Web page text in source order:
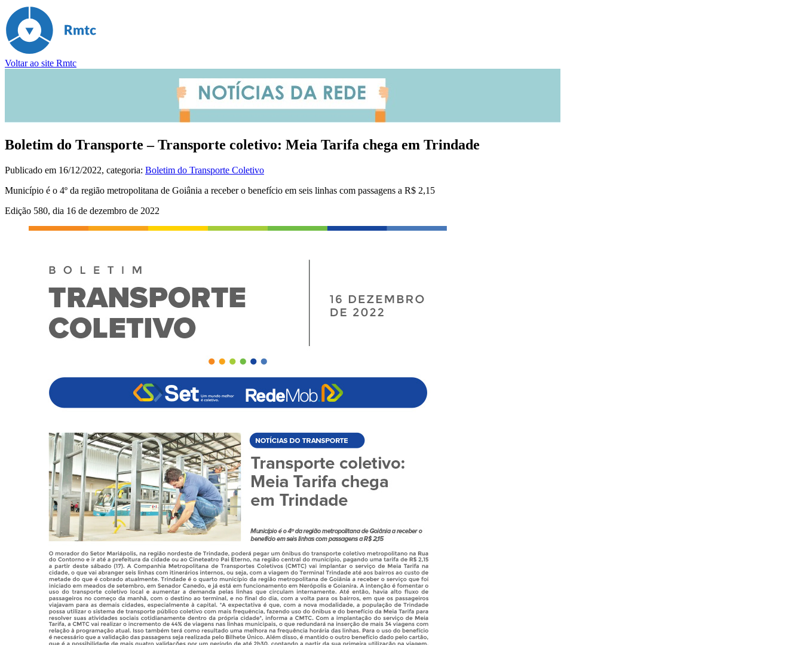
Voltar ao site Rmtc
Boletim do Transporte – Transporte coletivo: Meia Tarifa chega em Trindade
Publicado em 16/12/2022, categoria: Boletim do Transporte Coletivo
Município é o 4º da região metropolitana de Goiânia a receber o benefício em seis linhas com passagens a R$ 2,15
Edição 580, dia 16 de dezembro de 2022